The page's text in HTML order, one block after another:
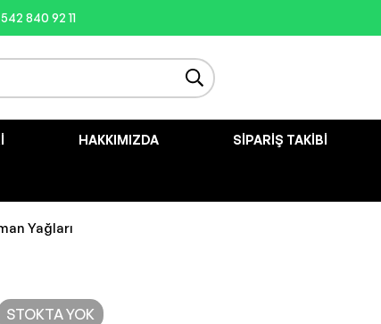
840 92 11
HAKKIMIZDA SIPARIŞ TAKIBI
Yağları
STOKTA YOK